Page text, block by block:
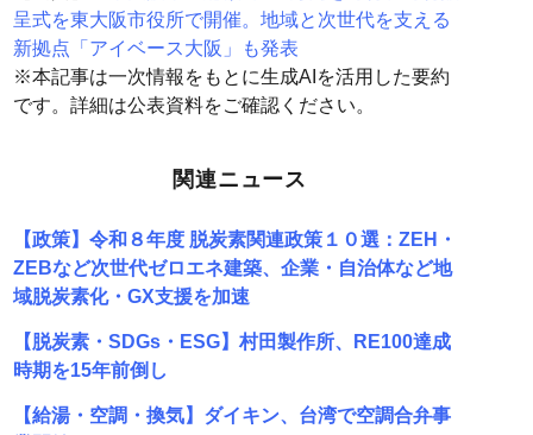
呈式を東大阪市役所で開催。地域と次世代を支える
新拠点「アイベース大阪」も発表
※本記事は一次情報をもとに生成AIを活用した要約
です。詳細は公表資料をご確認ください。
関連ニュース
【政策】令和８年度 脱炭素関連政策１０選：ZEH・
ZEBなど次世代ゼロエネ建築、企業・自治体など地
域脱炭素化・GX支援を加速
【脱炭素・SDGs・ESG】村田製作所、RE100達成
時期を15年前倒し
【給湯・空調・換気】ダイキン、台湾で空調合弁事